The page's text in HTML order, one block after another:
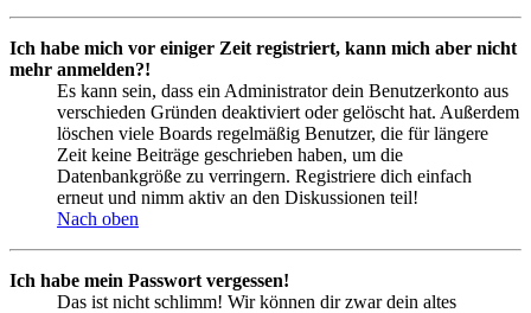
Ich habe mich vor einiger Zeit registriert, kann mich aber nicht
mehr anmelden?!
Es kann sein, dass ein Administrator dein Benutzerkonto aus
verschieden Gründen deaktiviert oder gelöscht hat. Außerdem
löschen viele Boards regelmäßig Benutzer, die für längere
Zeit keine Beiträge geschrieben haben, um die
Datenbankgröße zu verringern. Registriere dich einfach
erneut und nimm aktiv an den Diskussionen teil!
Nach oben
Ich habe mein Passwort vergessen!
Das ist nicht schlimm! Wir können dir zwar dein altes